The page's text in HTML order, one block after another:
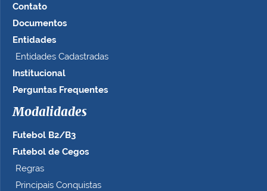
Contato
Documentos
Entidades
Entidades Cadastradas
Institucional
Perguntas Frequentes
Modalidades
Futebol B2/B3
Futebol de Cegos
Regras
Principais Conquistas